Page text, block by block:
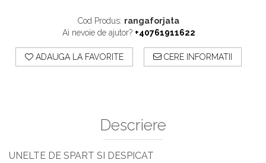
Cod Produs: rangaforjata
Ai nevoie de ajutor? +40761911622
ADAUGA LA FAVORITE CERE INFORMATII
Descriere
UNELTE DE SPART SI DESPICAT